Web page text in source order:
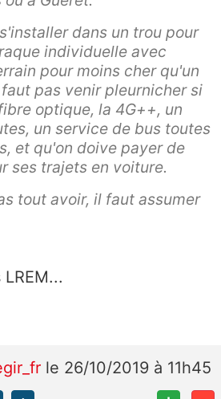
dans un trou pour
individuelle avec
pour moins cher qu'un
pas venir pleurnicher si
optique, la 4G++, un
un service de bus toutes
et qu'on doive payer de
ses trajets en voiture.
tout avoir, il faut assumer
le 26/10/2019 à 11h45